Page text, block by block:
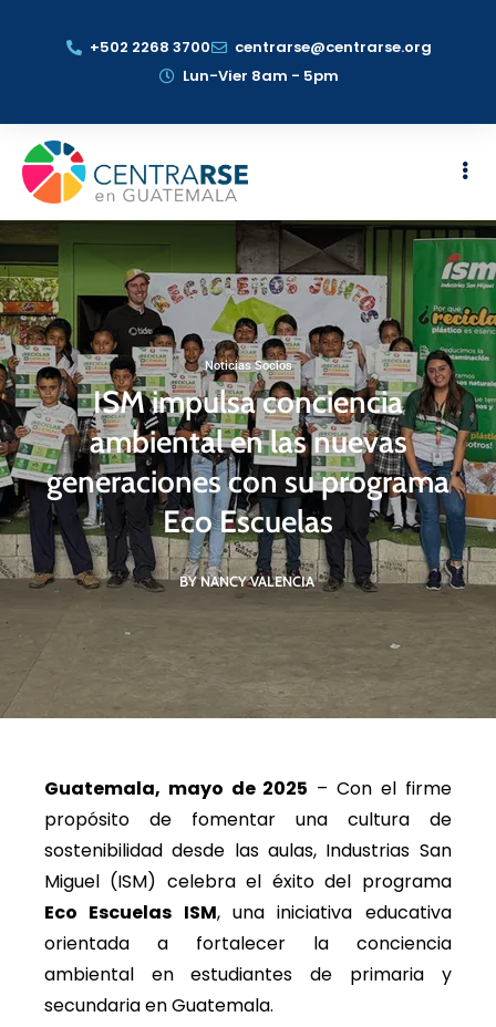
+502 2268 3700
centrarse@centrarse.org
Lun-Vier 8am - 5pm
Noticias Socios
ISM impulsa conciencia
ambiental en las nuevas
generaciones con su programa
Eco Escuelas
BY NANCY VALENCIA
Guatemala, mayo de 2025 – Con el firme
propósito de fomentar una cultura de
sostenibilidad desde las aulas, Industrias San
Miguel (ISM) celebra el éxito del programa
Eco Escuelas ISM, una iniciativa educativa
orientada a fortalecer la conciencia
ambiental en estudiantes de primaria y
secundaria en Guatemala.